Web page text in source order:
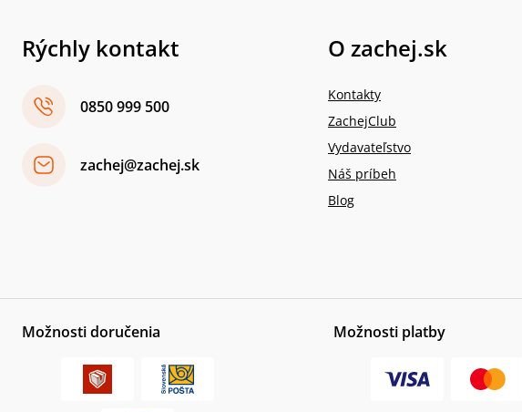
Rýchly kontakt
0850 999 500
zachej@zachej.sk
O zachej.sk
Kontakty
ZachejClub
Vydavateľstvo
Náš príbeh
Blog
Možnosti doručenia Možnosti platby